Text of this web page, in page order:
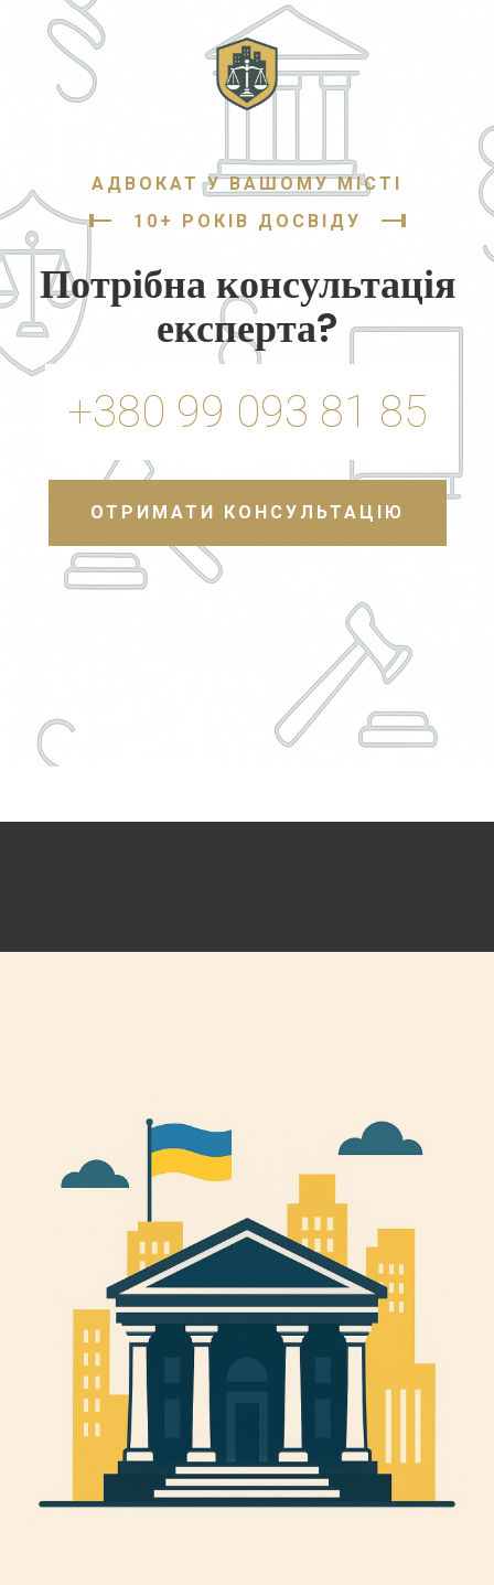
АДВОКАТ У ВАШОМУ МІСТІ
10+ РОКІВ ДОСВІДУ
Потрібна консультація
експерта?
+380 99 093 81 85
ОТРИМАТИ КОНСУЛЬТАЦІЮ